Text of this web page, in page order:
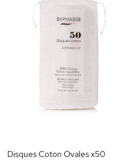
Disques Coton Ovales x50